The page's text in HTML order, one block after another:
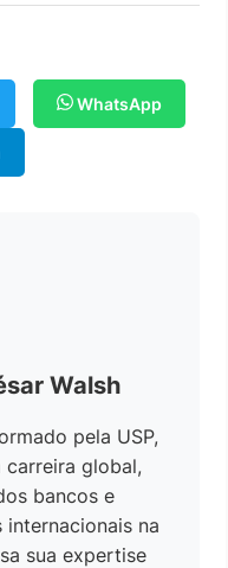
WhatsApp
Walsh
pela USP,
carreira global,
bancos e
internacionais na
sua expertise